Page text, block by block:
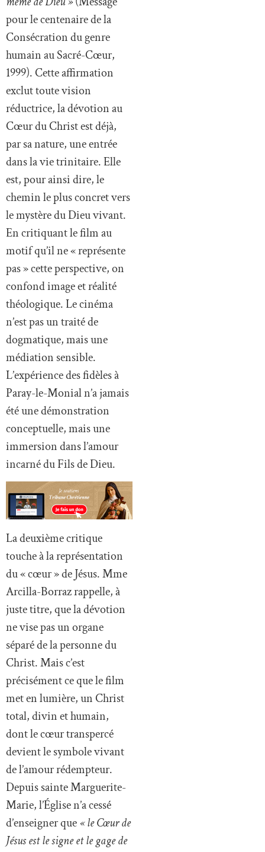
pour le centenaire de la
Consécration du genre
humain au Sacré-Cœur,
1999). Cette affirmation
exclut toute vision
réductrice, la dévotion au
Cœur du Christ est déjà,
par sa nature, une entrée
dans la vie trinitaire. Elle
est, pour ainsi dire, le
chemin le plus concret vers
le mystère du Dieu vivant.
En critiquant le film au
motif qu’il ne « représente
pas » cette perspective, on
confond image et réalité
théologique. Le cinéma
n’est pas un traité de
dogmatique, mais une
médiation sensible.
L’expérience des fidèles à
Paray-le-Monial n’a jamais
été une démonstration
conceptuelle, mais une
immersion dans l’amour
incarné du Fils de Dieu.
La deuxième critique
touche à la représentation
du « cœur » de Jésus. Mme
Arcilla-Borraz rappelle, à
juste titre, que la dévotion
ne vise pas un organe
séparé de la personne du
Christ. Mais c’est
précisément ce que le film
met en lumière, un Christ
total, divin et humain,
dont le cœur transpercé
devient le symbole vivant
de l’amour rédempteur.
Depuis sainte Marguerite-
Marie, l’Église n’a cessé
d’enseigner que« le Cœur de
Jésus est le signe et le gage de